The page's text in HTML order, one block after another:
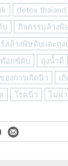
detox thaiand
บ กิจกรรมล้างพิ
สล้างพิษตับและถุง
อกซ์ตับ ถุงน้ำดี
องการเกิดนิ่ว เ
โรคนิ่ว ไม่ผ่